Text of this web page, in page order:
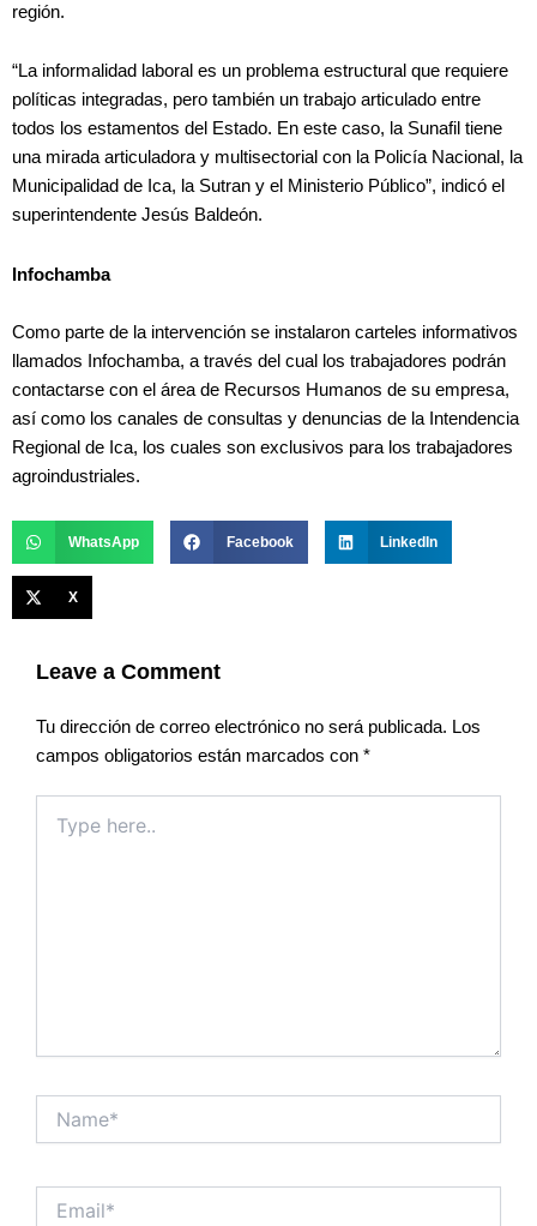
región.
“La informalidad laboral es un problema estructural que requiere
políticas integradas, pero también un trabajo articulado entre
todos los estamentos del Estado. En este caso, la Sunafil tiene
una mirada articuladora y multisectorial con la Policía Nacional, la
Municipalidad de Ica, la Sutran y el Ministerio Público”, indicó el
superintendente Jesús Baldeón.
Infochamba
Como parte de la intervención se instalaron carteles informativos
llamados Infochamba, a través del cual los trabajadores podrán
contactarse con el área de Recursos Humanos de su empresa,
así como los canales de consultas y denuncias de la Intendencia
Regional de Ica, los cuales son exclusivos para los trabajadores
agroindustriales.
WhatsApp Facebook LinkedIn
X
Leave a Comment
Tu dirección de correo electrónico no será publicada. Los
campos obligatorios están marcados con *
here..